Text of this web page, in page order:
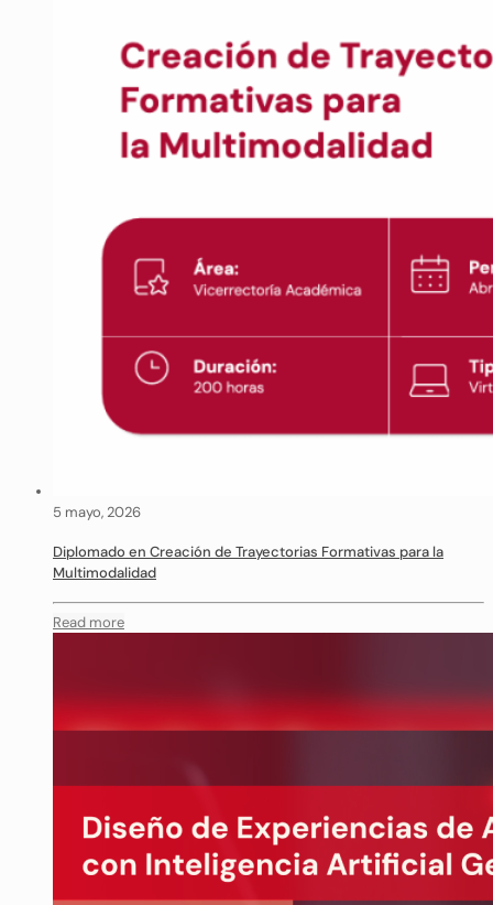
5 mayo, 2026
Diplomado en Creación de Trayectorias Formativas para la
Multimodalidad
Read more